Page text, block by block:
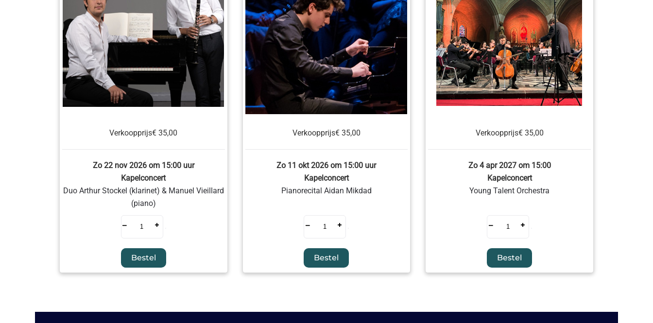
Verkoopprijs€ 35,00
Zo 22 nov 2026 om 15:00 uur
Kapelconcert
Duo Arthur Stockel (klarinet) & Manuel Vieillard
(piano)
– +
Bestel
Verkoopprijs€ 35,00
Zo 11 okt 2026 om 15:00 uur
Kapelconcert
Pianorecital Aidan Mikdad
– +
Bestel
Verkoopprijs€ 35,00
Zo 4 apr 2027 om 15:00
Kapelconcert
Young Talent Orchestra
– +
Bestel